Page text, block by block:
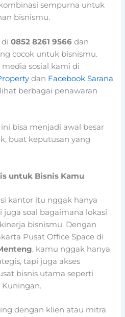
sempurna untuk
bisnismu.
di0852 8261 9566 dan
cocok untuk bisnismu.
sosial kami di
dan Facebook Sarana
berbagai penawaran
bisa menjadi awal besar
buat keputusan yang
untuk Bisnis Kamu
kantor itu nggak hanya
juga soal bagaimana lokasi
bisnismu. Dengan
Pusat Office Space di
, kamu nggak hanya
tapi juga akses
bisnis utama seperti
Kuningan.
dengan klien atau mitra